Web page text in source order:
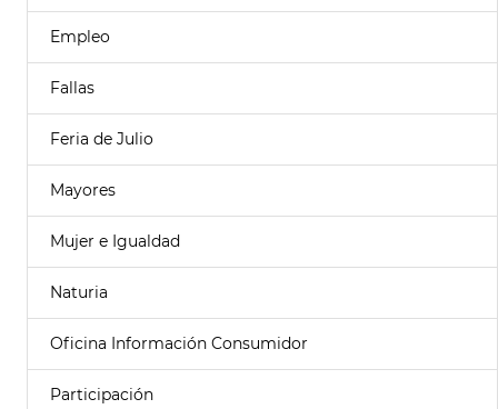
Empleo
Fallas
Feria de Julio
Mayores
Mujer e Igualdad
Naturia
Oficina Información Consumidor
Participación